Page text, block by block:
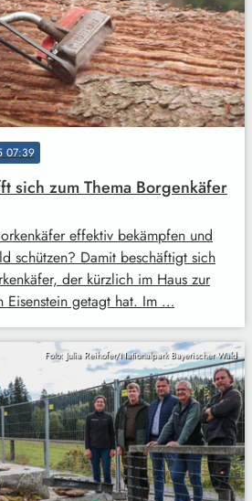
07:39
sich zum Thema Borgenkäfer
effektiv bekämpfen und
schützen? Damit beschäftigt sich
der kürzlich im Haus zur
Eisenstein getagt hat. Im …
Foto: Julia Reihofer/Nationalpark Bayerischer Wald